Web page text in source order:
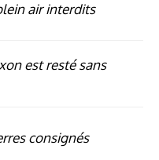
air interdits
est resté sans
consignés